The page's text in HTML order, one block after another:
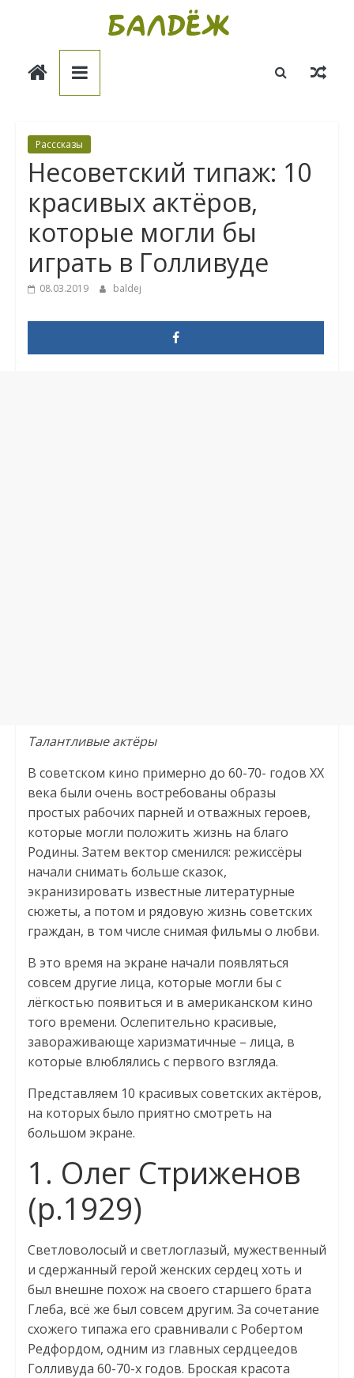
Балдёж
Расссказы
Несоветский типаж: 10
красивых актёров,
которые могли бы
играть в Голливуде
08.03.2019 baldej
Талантливые актёры
В советском кино примерно до 60-70- годов XX
века были очень востребованы образы
простых рабочих парней и отважных героев,
которые могли положить жизнь на благо
Родины. Затем вектор сменился: режиссёры
начали снимать больше сказок,
экранизировать известные литературные
сюжеты, а потом и рядовую жизнь советских
граждан, в том числе снимая фильмы о любви.
В это время на экране начали появляться
совсем другие лица, которые могли бы с
лёгкостью появиться и в американском кино
того времени. Ослепительно красивые,
завораживающе харизматичные – лица, в
которые влюблялись с первого взгляда.
Представляем 10 красивых советских актёров,
на которых было приятно смотреть на
большом экране.
1. Олег Стриженов
(р.1929)
Светловолосый и светлоглазый, мужественный
и сдержанный герой женских сердец хоть и
был внешне похож на своего старшего брата
Глеба, всё же был совсем другим. За сочетание
схожего типажа его сравнивали с Робертом
Редфордом, одним из главных сердцеедов
Голливуда 60-70-х годов. Броская красота